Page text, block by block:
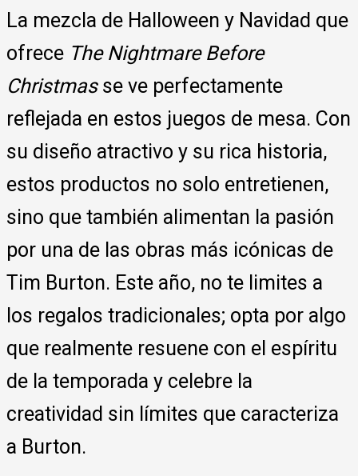
La mezcla de Halloween y Navidad que
ofrece The Nightmare Before
Christmasse ve perfectamente
reflejada en estos juegos de mesa. Con
su diseño atractivo y su rica historia,
estos productos no solo entretienen,
sino que también alimentan la pasión
por una de las obras más icónicas de
Tim Burton. Este año, no te limites a
los regalos tradicionales; opta por algo
que realmente resuene con el espíritu
de la temporada y celebre la
creatividad sin límites que caracteriza
a Burton.